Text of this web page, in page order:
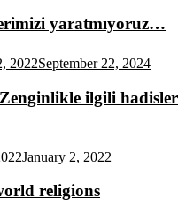
yaratmıyoruz…
2022September 22, 2024
ilgili
January 2, 2022
religions